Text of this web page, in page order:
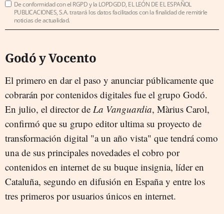
De conformidad con el RGPD y la LOPDGDD, EL LEÓN DE EL ESPAÑOL
PUBLICACIONES, S.A. tratará los datos facilitados con la finalidad de remitirle
noticias de actualidad.
Godó y Vocento
El primero en dar el paso y anunciar públicamente que
cobrarán por contenidos digitales fue el grupo Godó.
En julio, el director de La Vanguardia, Màrius Carol,
confirmó que su grupo editor ultima su proyecto de
transformación digital "a un año vista" que tendrá como
una de sus principales novedades el cobro por
contenidos en internet de su buque insignia, líder en
Cataluña, segundo en difusión en España y entre los
tres primeros por usuarios únicos en internet.